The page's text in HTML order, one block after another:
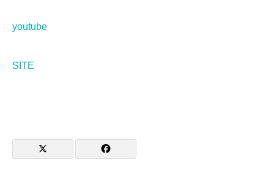
youtube
SITE